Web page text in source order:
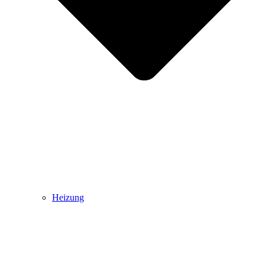
Heizung